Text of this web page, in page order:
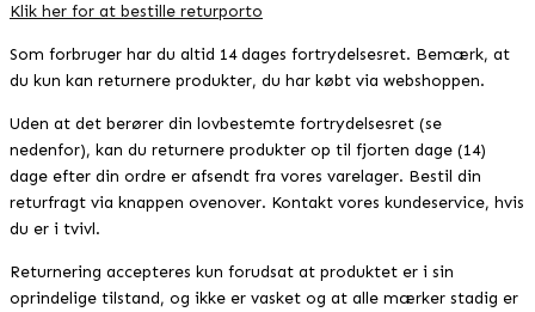
Klik her for at bestille returporto
Som forbruger har du altid 14 dages fortrydelsesret. Bemærk, at
du kun kan returnere produkter, du har købt via webshoppen.
Uden at det berører din lovbestemte fortrydelsesret (se
nedenfor), kan du returnere produkter op til fjorten dage (14)
dage efter din ordre er afsendt fra vores varelager. Bestil din
returfragt via knappen ovenover. Kontakt vores kundeservice, hvis
du er i tvivl.
Returnering accepteres kun forudsat at produktet er i sin
oprindelige tilstand, og ikke er vasket og at alle mærker stadig er